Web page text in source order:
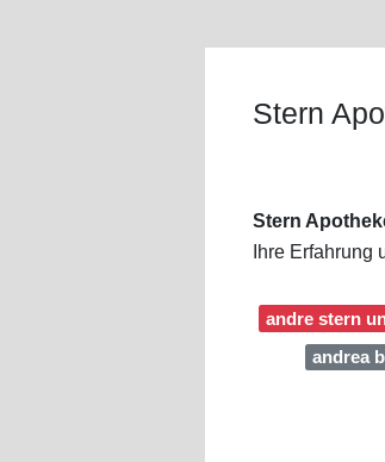
Stern
Stern
Ihre
andre stern
andrea